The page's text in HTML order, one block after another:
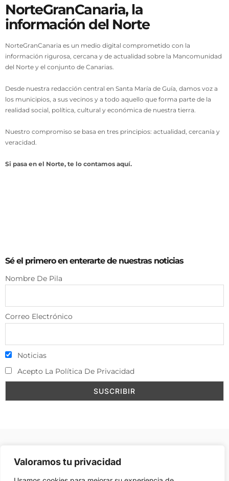
Valoramos tu privacidad
NorteGranCanaria, la
información del Norte
NorteGranCanaria es un medio digital comprometido con la
información rigurosa, cercana y de actualidad sobre la Mancomunidad
del Norte y el conjunto de Canarias.
Desde nuestra redacción central en Santa María de Guía, damos voz a
los municipios, a sus vecinos y a todo aquello que forma parte de la
realidad social, política, cultural y económica de nuestra tierra.
Nuestro compromiso se basa en tres principios: actualidad, cercanía y
veracidad.
Si pasa en el Norte, te lo contamos aquí.
Sé el primero en enterarte de nuestras noticias
Nombre De Pila
Correo Electrónico
Noticias
Acepto La Política De Privacidad
Aviso Legal Política de Cookies
Publicidad